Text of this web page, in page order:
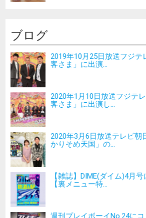
ブログ
2019年10月25日放送フジテ
客さま」に出演...
2020年1月10日放送フジテ
客さま」に出演し...
2020年3月6日放送テレビ朝
かりそめ天国」の...
【雑誌】DIME(ダイム)4月
【裏メニュー特...
週刊プレイボーイNo.24に